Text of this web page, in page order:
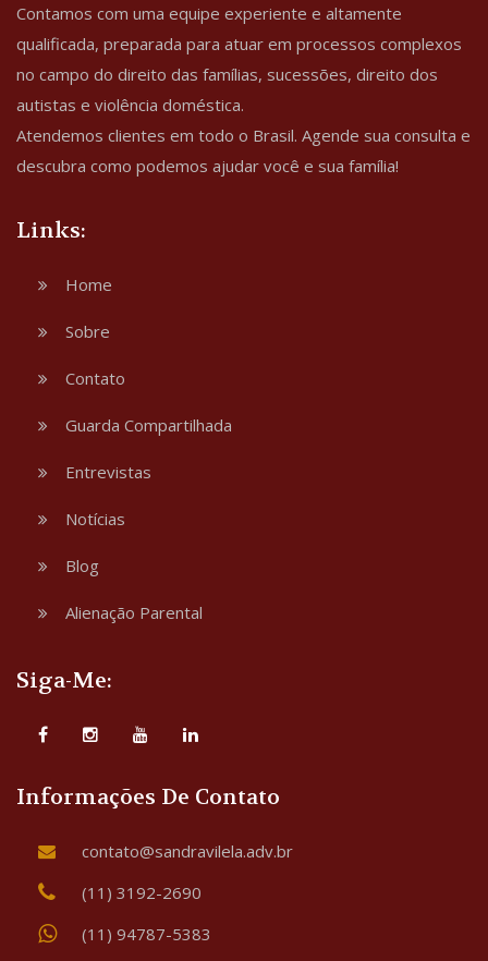
Contamos com uma equipe experiente e altamente
qualificada, preparada para atuar em processos complexos
no campo do direito das famílias, sucessões, direito dos
autistas e violência doméstica.
Atendemos clientes em todo o Brasil. Agende sua consulta e
descubra como podemos ajudar você e sua família!
Links:
Home
Sobre
Contato
Guarda Compartilhada
Entrevistas
Notícias
Blog
Alienação Parental
Siga-Me:
Informações De Contato
contato@sandravilela.adv.br
(11) 3192-2690
(11) 94787-5383